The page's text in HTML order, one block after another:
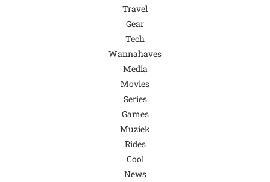
Travel
Gear
Tech
Wannahaves
Media
Movies
Series
Games
Muziek
Rides
Cool
News